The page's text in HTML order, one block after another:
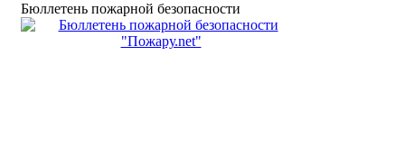
Бюллетень пожарной безопасности